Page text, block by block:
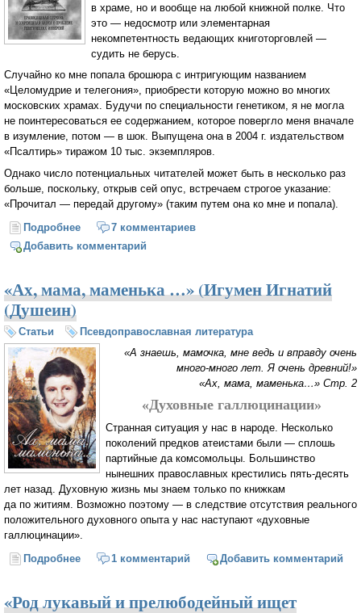
в храме, но и вообще на любой книжной полке. Что
это — недосмотр или элементарная
некомпетентность ведающих книготорговлей —
судить не берусь.
Случайно ко мне попала брошюра с интригующим названием
«Целомудрие и телегония», приобрести которую можно во многих
московских храмах. Будучи по специальности генетиком, я не могла
не поинтересоваться ее содержанием, которое повергло меня вначале
в изумление, потом — в шок. Выпущена она в 2004 г. издательством
«Псалтирь» тиражом 10 тыс. экземпляров.
Однако число потенциальных читателей может быть в несколько раз
больше, поскольку, открыв сей опус, встречаем строгое указание:
«Прочитал — передай другому» (таким путем она ко мне и попала).
Подробнее о Мифотворчество вместо проповеди. О телегонии
(Галина Муравник)
7 комментариев
Добавить комментарий
«Ах, мама, маменька …» (Игумен Игнатий
(Душеин)
Статьи
Псевдоправославная литература
«А знаешь, мамочка, мне ведь и вправду очень
много-много лет. Я очень древний!»
«Ах, мама, маменька…» Стр. 2
«Духовные галлюцинации»
Странная ситуация у нас в народе. Несколько
поколений предков атеистами были — сплошь
партийные да комсомольцы. Большинство
нынешних православных крестились пять-десять
лет назад. Духовную жизнь мы знаем только по книжкам
да по житиям. Возможно поэтому — в следствие отсутствия реального
положительного духовного опыта у нас наступают «духовные
галлюцинации».
Подробнее о «Ах, мама, маменька …» (Игумен Игнатий (Душеин)
1 комментарий Добавить комментарий
«Род лукавый и прелюбодейный ищет